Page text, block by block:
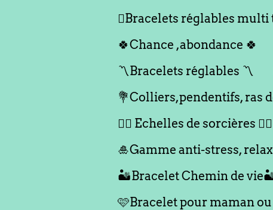
🪎Bracelets réglables multi
🍀Chance ,abondance 🍀
〽️Bracelets réglables 〽️
💐Colliers,pendentifs, ras
🧙‍♀️ Echelles de sorcières 🧙‍♀️
🎍Gamme anti-stress,
🏜️Bracelet Chemin de
🩷Bracelet pour maman ou